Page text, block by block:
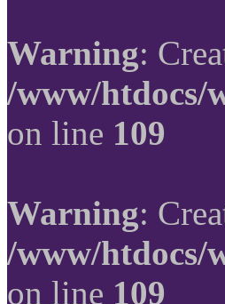
Warning:
/www/htdocs/
on line 109
Warning:
/www/htdocs/
on line 109